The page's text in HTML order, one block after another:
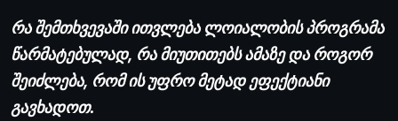
რა შემთხვევაში ითვლება ლოიალობის პროგრამა
წარმატებულად, რა მიუთითებს ამაზე და როგორ
შეიძლება, რომ ის უფრო მეტად ეფექტიანი
გავხადოთ.